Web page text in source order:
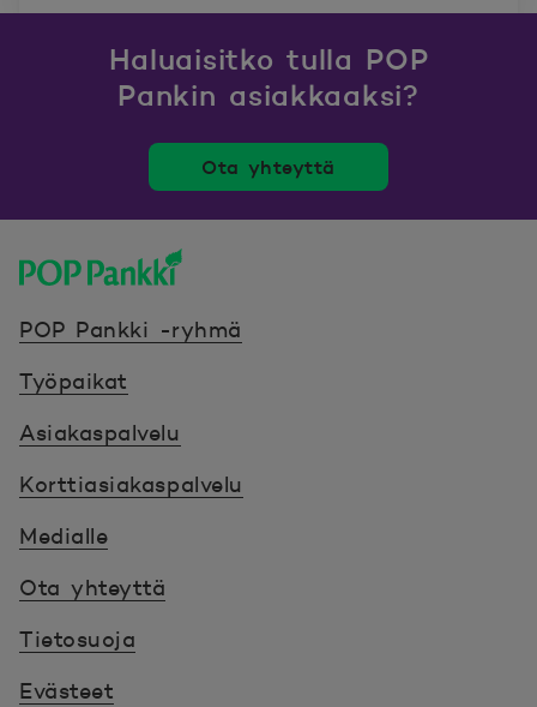
Haluaisitko tulla POP
Pankin asiakkaaksi?
Ota yhteyttä
POP Pankki -ryhmä
Työpaikat
Asiakaspalvelu
Korttiasiakaspalvelu
Medialle
Ota yhteyttä
Tietosuoja
Evästeet